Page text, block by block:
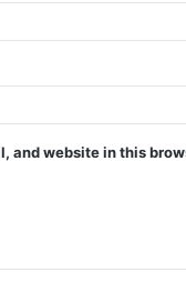
and website in this